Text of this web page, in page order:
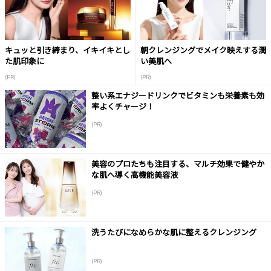
キュッと引き締まり、イキイキとし
た肌印象に
(PR)
朝クレンジングでメイク映えする潤
い美肌へ
(PR)
整い系エナジードリンクでビタミンも栄養素も効
率よくチャージ！
(PR)
美容のプロたちも注目する、マルチ効果で健やか
な肌へ導く高機能美容液
(PR)
洗うたびになめらかな肌に整えるクレンジング
(PR)